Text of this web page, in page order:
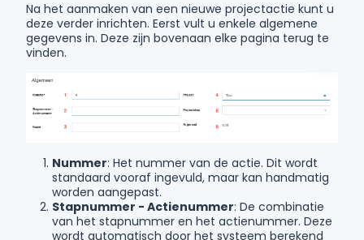
Na het aanmaken van een nieuwe projectactie kunt u
deze verder inrichten. Eerst vult u enkele algemene
gegevens in. Deze zijn bovenaan elke pagina terug te
vinden.
Nummer: Het nummer van de actie. Dit wordt
standaard vooraf ingevuld, maar kan handmatig
worden aangepast.
Stapnummer - Actienummer: De combinatie
van het stapnummer en het actienummer. Deze
wordt automatisch door het systeem berekend